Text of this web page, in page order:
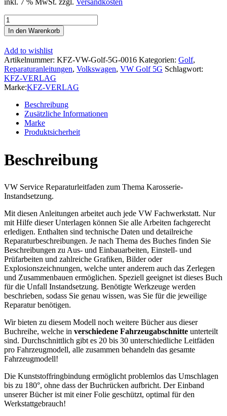
inkl. 7 % MwSt. zzgl. Versandkosten
VW
Golf
7
Typ
5G/AU
ab
2012
Karosserie
Unfall
Instandsetzung
Reparaturanleitung
Menge
In den Warenkorb
Add to wishlist
Artikelnummer: KFZ-VW-Golf-5G-0016 Kategorien: Golf,
Reparaturanleitungen, Volkswagen, VW Golf 5G Schlagwort:
KFZ-VERLAG
Marke:KFZ-VERLAG
Beschreibung
Zusätzliche Informationen
Marke
Produktsicherheit
Beschreibung
VW Service Reparaturleitfaden zum Thema Karosserie-
Instandsetzung.
Mit diesen Anleitungen arbeitet auch jede VW Fachwerkstatt. Nur
mit Hilfe dieser Unterlagen können Sie alle Arbeiten fachgerecht
erledigen. Enthalten sind technische Daten und detailreiche
Reparaturbeschreibungen. Je nach Thema des Buches finden Sie
Beschreibungen zu Aus- und Einbauarbeiten, Einstell- und
Prüfarbeiten und zahlreiche Grafiken, Bilder oder
Explosionszeichnungen, welche unter anderem auch das Zerlegen
und Zusammenbauen ermöglichen. Speziell geeignet ist dieses Buch
für die Unfall Instandsetzung. Benötigte Werkzeuge werden
beschrieben, sodass Sie genau wissen, was Sie für die jeweilige
Reparatur benötigen.
Wir bieten zu diesem Modell noch weitere Bücher aus dieser
Buchreihe, welche in verschiedene Fahrzeugabschnitte unterteilt
sind. Durchschnittlich gibt es 20 bis 30 unterschiedliche Leitfäden
pro Fahrzeugmodell, alle zusammen behandeln das gesamte
Fahrzeugmodell!
Die Kunststoffringbindung ermöglicht problemlos das Umschlagen
bis zu 180°, ohne dass der Buchrücken aufbricht. Der Einband
unserer Bücher ist mit einer Folie geschützt, optimal für den
Werkstattgebrauch!